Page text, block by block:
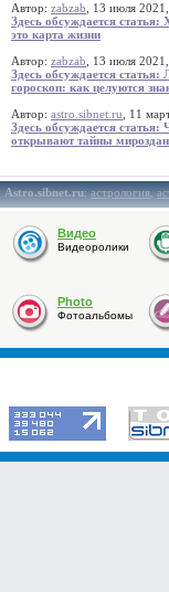
Автор: zabzab , 13 июля
Здесь обсуждается
это карта жизни
Автор: zabzab , 13 июля
Здесь обсуждается
гороскоп: как целуются
Автор: astro.sibnet.ru , 11
Здесь обсуждается статья:
открывают тайны
Astro.sibnet.ru:астрология,
Видео
Видеоролики
Photo
Фотоальбомы